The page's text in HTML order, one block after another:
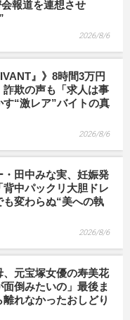
報道を連想させ
2026/8/6
』》8時間3万円
欺の声も「求人は事
“激レア”バイトの真
2026/8/6
田中みな実、妊娠発
中パックリ大胆ドレ
も変わらぬ“美への執
2026/8/6
元宝塚女優の寿美花
倒みたいの」最後ま
れなかったおしどり